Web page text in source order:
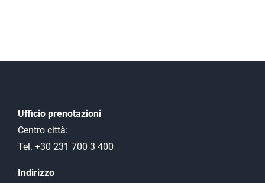
Ufficio prenotazioni
Centro città:
Tel. +30 231 700 3 400
Indirizzo